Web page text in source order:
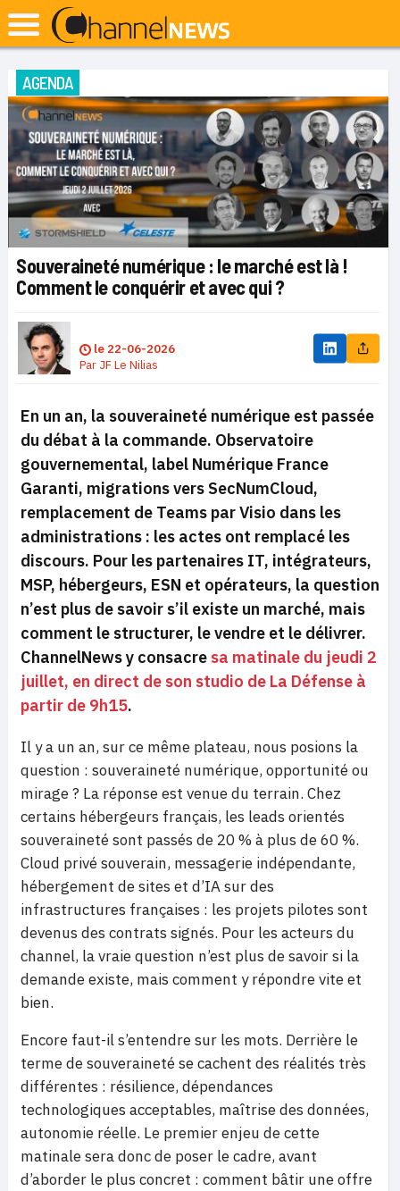
AGENDA
Souveraineté numérique : le marché est là !
Comment le conquérir et avec qui ?
le 22-06-2026
Par JF Le Nilias
En un an, la souveraineté numérique est passée
du débat à la commande. Observatoire
gouvernemental, label Numérique France
Garanti, migrations vers SecNumCloud,
remplacement de Teams par Visio dans les
administrations : les actes ont remplacé les
discours. Pour les partenaires IT, intégrateurs,
MSP, hébergeurs, ESN et opérateurs, la question
n’est plus de savoir s’il existe un marché, mais
comment le structurer, le vendre et le délivrer.
ChannelNews y consacre sa matinale du jeudi 2
juillet, en direct de son studio de La Défense à
partir de 9h15.
Il y a un an, sur ce même plateau, nous posions la
question : souveraineté numérique, opportunité ou
mirage ? La réponse est venue du terrain. Chez
certains hébergeurs français, les leads orientés
souveraineté sont passés de 20 % à plus de 60 %.
Cloud privé souverain, messagerie indépendante,
hébergement de sites et d’IA sur des
infrastructures françaises : les projets pilotes sont
devenus des contrats signés. Pour les acteurs du
channel, la vraie question n’est plus de savoir si la
demande existe, mais comment y répondre vite et
bien.
Encore faut-il s’entendre sur les mots. Derrière le
terme de souveraineté se cachent des réalités très
différentes : résilience, dépendances
technologiques acceptables, maîtrise des données,
autonomie réelle. Le premier enjeu de cette
matinale sera donc de poser le cadre, avant
d’aborder le plus concret : comment bâtir une offre